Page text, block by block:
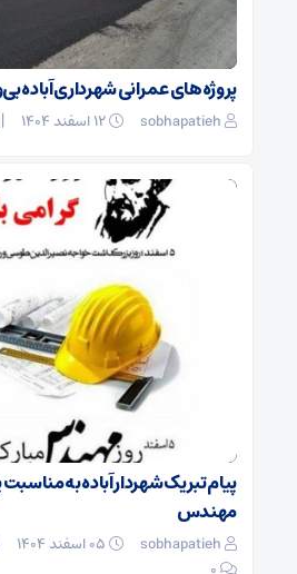
پروژه‌های عمرانی شهرداری آباده
sobhapatieh
پیام تبریک شهردار آباده به
مهندس
sobhapatieh